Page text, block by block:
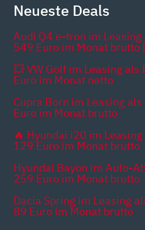
Neueste Deals
Audi Q4 e-tron im
549 Euro im Monat brutto
💥 VW Golf im Leasing
Euro im Monat netto
Cupra Born im Leasing
Euro im Monat brutto
🔥 Hyundai i20 im
129 Euro im Monat brutto
Hyundai Bayon im Auto-
259 Euro im Monat brutto
Dacia Spring im Leasing
89 Euro im Monat brutto